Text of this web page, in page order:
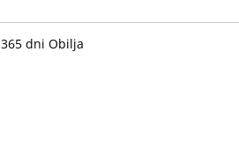
365 dni Obilja